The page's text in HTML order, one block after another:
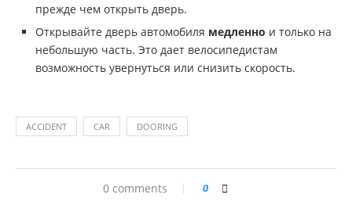
прежде чем открыть дверь.
Открывайте дверь автомобиля медленно и только на
небольшую часть. Это дает велосипедистам
возможность увернуться или снизить скорость.
ACCIDENT CAR DOORING
0 comments 0